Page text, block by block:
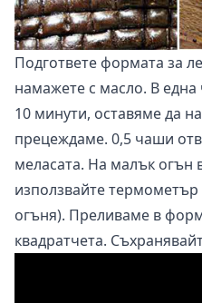
Подгответе формата за
намажете с масло. В
10 минути, оставяме да
прецеждаме. 0,5 чаши
меласата. На малък огън
използвайте термометър
огъня). Преливаме в
квадратчета.